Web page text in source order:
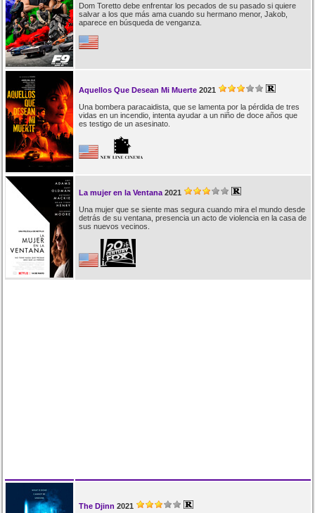
Dom Toretto debe enfrentar los pecados de su pasado si quiere
salvar a los que más ama cuando su hermano menor, Jakob,
aparece en búsqueda de venganza.
Aquellos Que Desean Mi Muerte 2021
Una bombera paracaidista, que se lamenta por la pérdida de tres
vidas en un incendio, intenta ayudar a un niño de doce años que
es testigo de un asesinato.
La mujer en la Ventana 2021
Una mujer que se siente mas segura cuando mira el mundo desde
detrás de su ventana, presencia un acto de violencia en la casa de
sus nuevos vecinos.
The Djinn 2021